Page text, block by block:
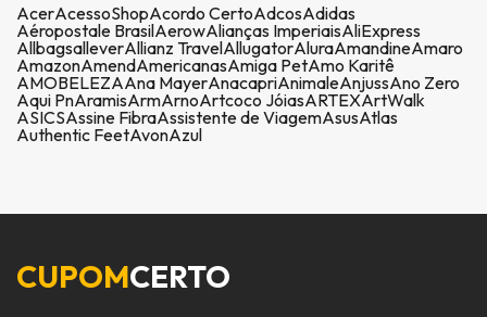
AcerAcessoShopAcordo CertoAdcosAdidas
Aéropostale BrasilAerowAlianças ImperiaisAliExpress
AllbagsalleverAllianz TravelAllugatorAluraAmandineAmaro
AmazonAmendAmericanasAmiga PetAmo Karitê
AMOBELEZAAna MayerAnacapriAnimaleAnjussAno Zero
Aqui PnAramisArmArnoArtcoco JóiasARTEXArtWalk
ASICSAssine FibraAssistente de ViagemAsusAtlas
Authentic FeetAvonAzul
CUPOMCERTO